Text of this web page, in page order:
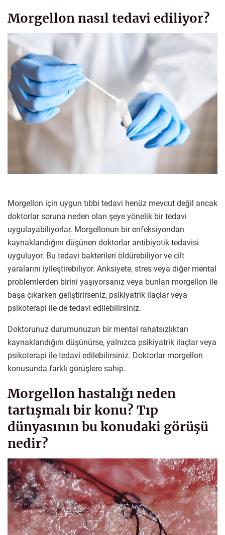
Morgellon nasıl tedavi ediliyor?
Morgellon için uygun tıbbi tedavi henüz mevcut değil ancak
doktorlar soruna neden olan şeye yönelik bir tedavi
uygulayabiliyorlar. Morgellonun bir enfeksiyondan
kaynaklandığını düşünen doktorlar antibiyotik tedavisi
uyguluyor. Bu tedavi bakterileri öldürebiliyor ve cilt
yaralarını iyileştirebiliyor. Anksiyete, stres veya diğer mental
problemlerden birini yaşıyorsanız veya bunları morgellon ile
başa çıkarken geliştirirseniz, psikiyatrik ilaçlar veya
psikoterapi ile de tedavi edilebilirsiniz.
Doktorunuz durumunuzun bir mental rahatsızlıktan
kaynaklandığını düşünürse, yalnızca psikiyatrik ilaçlar veya
psikoterapi ile tedavi edilebilirsiniz. Doktorlar morgellon
konusunda farklı görüşlere sahip.
Morgellon hastalığı neden
tartışmalı bir konu? Tıp
dünyasının bu konudaki görüşü
nedir?